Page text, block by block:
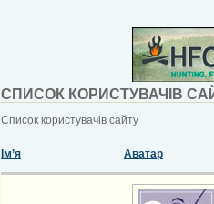
СПИСОК КОРИСТУВАЧІВ
Список користувачів сайту
Ім’я Аватар